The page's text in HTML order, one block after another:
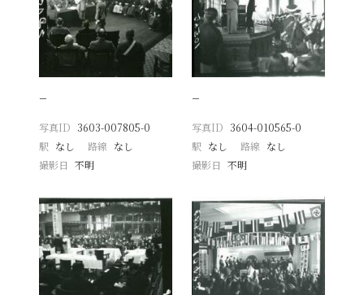
−
写真ID 3603-007805-0
駅 なし 路線 なし
撮影日
不明
−
写真ID 3604-010565-0
駅 なし 路線 なし
撮影日 不明